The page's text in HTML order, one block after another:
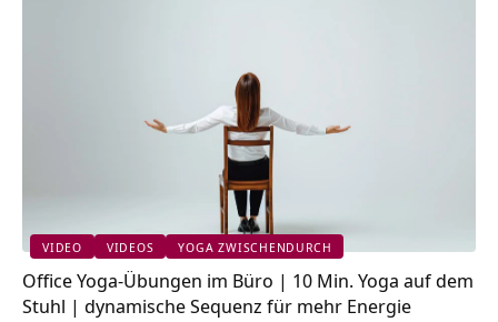
VIDEO VIDEOS YOGA ZWISCHENDURCH
Office Yoga-Übungen im Büro | 10 Min. Yoga auf dem
Stuhl | dynamische Sequenz für mehr Energie